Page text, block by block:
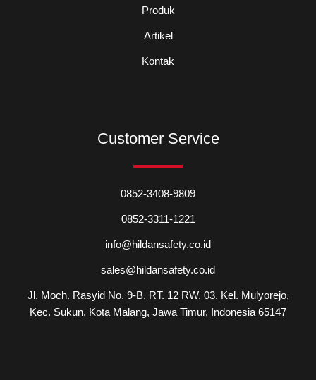
Produk
Artikel
Kontak
Customer Service
0852-3408-9809
0852-3311-1221
info@hildansafety.co.id
sales@hildansafety.co.id
Jl. Moch. Rasyid No. 9-B, RT. 12 RW. 03, Kel. Mulyorejo,
Kec. Sukun, Kota Malang, Jawa Timur, Indonesia 65147